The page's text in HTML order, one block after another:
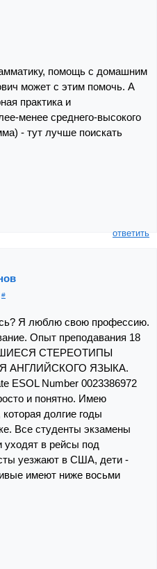
помощь с домашним
может с этим помочь. А
практика и
менее среднего-высокого
- тут лучше поискать
ответить
#
Я люблю свою профессию.
Опыт преподавания 18
СТЕРЕОТИПЫ
АНГЛИЙСКОГО ЯЗЫКА.
ESOL Number 0023386972
и понятно. Имею
долгие годы
Все студенты экзамены
в рейсы под
уезжают в США, дети -
имеют ниже восьми